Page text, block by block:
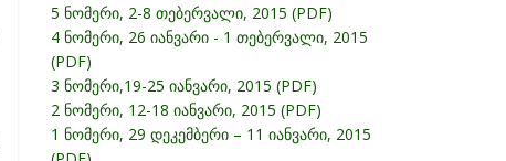
5 ნომერი, 2-8 თებერვალი, 2015 (PDF)
4 ნომერი, 26 იანვარი - 1 თებერვალი, 2015
(PDF)
3 ნომერი,19-25 იანვარი, 2015 (PDF)
2 ნომერი, 12-18 იანვარი, 2015 (PDF)
1 ნომერი, 29 დეკემბერი – 11 იანვარი, 2015